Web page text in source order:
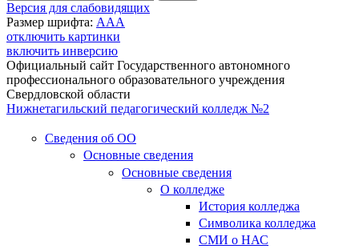
Версия для слабовидящих
Размер шрифта: AAA
отключить картинки
включить инверсию
Официальный сайт Государственного автономного
профессионального образовательного учреждения
Свердловской области
Нижнетагильский педагогический колледж №2
Сведения об ОО
Основные сведения
Основные сведения
О колледже
История колледжа
Символика колледжа
СМИ о НАС